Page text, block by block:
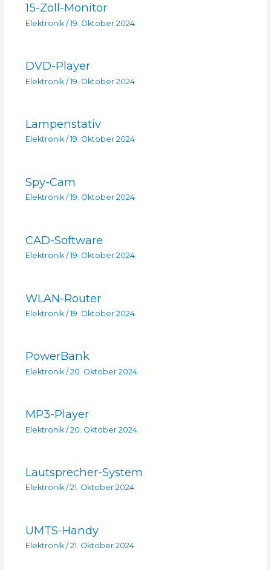
15-Zoll-Monitor
Elektronik/ 19. Oktober 2024
DVD-Player
Elektronik/19. Oktober 2024
Lampenstativ
Elektronik/ 19. Oktober 2024
Spy-Cam
Elektronik/ 19. Oktober 2024
CAD-Software
Elektronik/ 19. Oktober 2024
WLAN-Router
Elektronik/ 19. Oktober 2024
PowerBank
Elektronik/20. Oktober 2024
MP3-Player
Elektronik/20. Oktober 2024
Lautsprecher-System
Elektronik/ 21. Oktober 2024
UMTS-Handy
Elektronik/ 21. Oktober 2024